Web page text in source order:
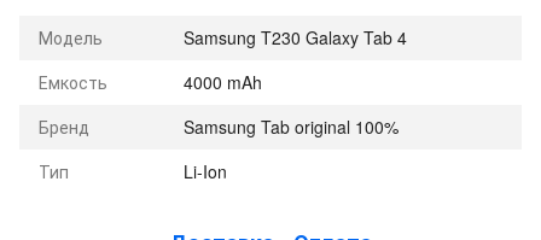
Модель
Samsung T230 Galaxy Tab 4
Емкость
4000 mAh
Бренд
Samsung Tab original 100%
Тип
Li-Ion